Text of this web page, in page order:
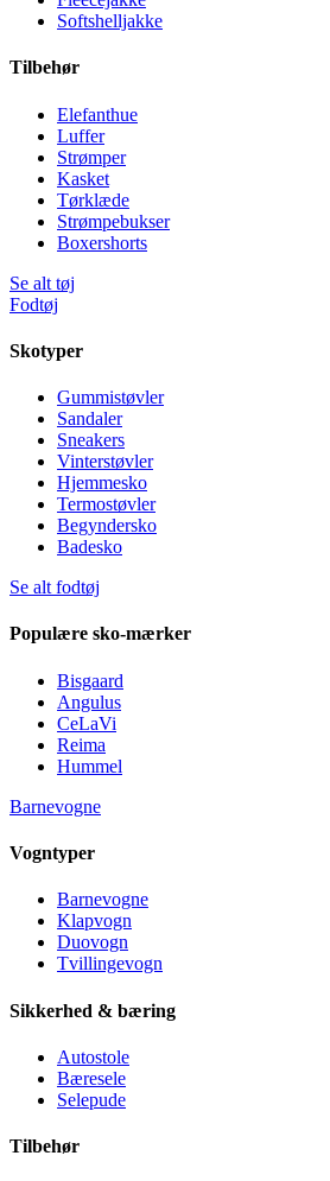
Softshelljakke
Tilbehør
Elefanthue
Luffer
Strømper
Kasket
Tørklæde
Strømpebukser
Boxershorts
Se alt tøj
Fodtøj
Skotyper
Gummistøvler
Sandaler
Sneakers
Vinterstøvler
Hjemmesko
Termostøvler
Begyndersko
Badesko
Se alt fodtøj
Populære sko-mærker
Bisgaard
Angulus
CeLaVi
Reima
Hummel
Barnevogne
Vogntyper
Barnevogne
Klapvogn
Duovogn
Tvillingevogn
Sikkerhed & bæring
Autostole
Bæresele
Selepude
Tilbehør